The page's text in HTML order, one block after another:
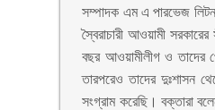
সম্পাদক এম এ পারভেজ
স্বৈরাচারী আওয়ামী
বছর আওয়ামীলীগ ও তাদের
তারপরেও তাদের দুঃশাসন
সংগ্রাম করেছি। বক্তারা